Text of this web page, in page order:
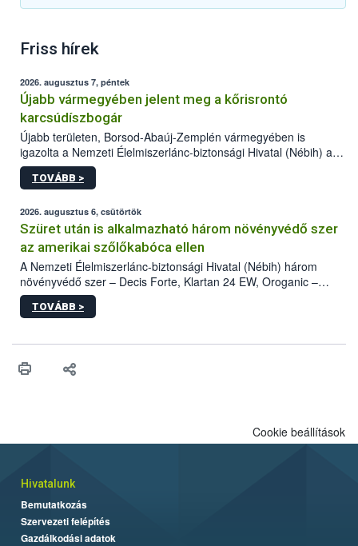
Friss hírek
2026. augusztus 7, péntek
Újabb vármegyében jelent meg a kőrisrontó
karcsúdíszbogár
Újabb területen, Borsod-Abaúj-Zemplén vármegyében is
igazolta a Nemzeti Élelmiszerlánc-biztonsági Hivatal (Nébih) a
kőrisrontó karcsúdíszbogár (Agrilus planipennis) jelenlétét. A
kártevőt nem csak színcsapdában találták meg, de már fertőzött
az intenzív felderítést, emellett az intézkedéseket a szlovák
hatósággal is összehangolják a terjedés megállítása érdekében.
TOVÁBB >
2026. augusztus 6, csütörtök
Szüret után is alkalmazható három növényvédő szer
az amerikai szőlőkabóca ellen
A Nemzeti Élelmiszerlánc-biztonsági Hivatal (Nébih) három
növényvédő szer – Decis Forte, Klartan 24 EW, Oroganic –
engedélyokiratát módosította, így azok a szüretet követően,
egészen a vesszőérettség (BBCH 91) stádiumáig
érésű szőlőkben is legyen lehetőség a károsító elleni további
felhasználók számára is elérhető és ökológiai termesztésben is
TOVÁBB >
Cookie beállítások
Hivatalunk
Bemutatkozás
Szervezeti felépítés
Gazdálkodási adatok